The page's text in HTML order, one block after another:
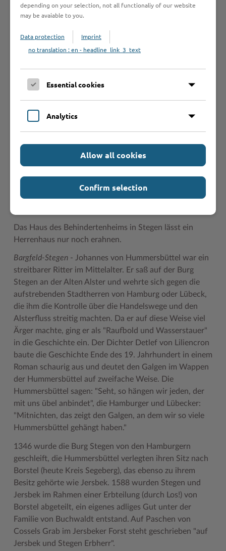
Sphinxe und andere Statuen, die einst das
Lustschlösschen im Park zierten, stehen nun beim
Herrenhaus. Die recht skurrilen Werke stammen aus der
Hand des Bildhauers Ludwig von Lücke, ebenfalls ein
Freimaurer der Ahlefeldt’schen Zeit, der auch die Löwen
am Ahrensburger Schloss modellierte.
Raubritter auf Gut Stegen
Das Haus des Behindertenheims in Stegen lässt ein
Herrenhaus nur noch erahnen.
Bargfeld-Stegen- Johannes von Hummersbüttel war ein
streitbarer Ritter im Mittelalter. Er saß auf der Burg
Stegen an der Alten Alster und wehrte sich gegen die
aufstrebenden Stadtherren von Hamburg oder Lübeck,
die ihm die Kontrolle über die Handelswege und den
Alsterfluss streitig machten. Da er auf diese Weise viel
Ärger machte, ging er als "Raufbold und Wasserstauer"
in die Geschichte ein. Der Dichter Detlef von Liliencron
baute die Geschichte Ende des 19. Jahrhundert in einem
Roman schaurig aus und deutet den Galgen im Wappen
der Hummersbüttel auf zweifache Weise. Die
Hummersbüttel sagen: "Seht, so hängen wir jeden, der
mit uns übel anbindet", die Hamburger und Lübecker:
"Mitnichten, das zeigt den Galgen, an dem wir so viele
Hummersbüttel gehängt haben."
1346 wurde die Burg Stegen von den Hamburgern
geschleift, die Hummersbüttel verlegten ihren Sitz nach
Borstel (heute Kreis Segeberg), das ebenso zu ihrem
Besitz gehörte wie Jersbek. 1588 wurden Stegen und
Jersbek im Rahmen einer Erbteilung (durch Los!) von
Borstel abgeteilt, ein eigenes adliges Gut unter der
Familie von Buchwaldt entstand. Auf Paschen von
Cossels Grab im Jersbeker Forst steht geschrieben "auf
Jersbek und Stegen Erbherr".
depending on your selection, not all functionaliy of our website
may be avaiable to you.
Data protection
Imprint
no translation : en - headline_link_3_text
Essential cookies
Analytics
Allow all cookies
Confirm selection